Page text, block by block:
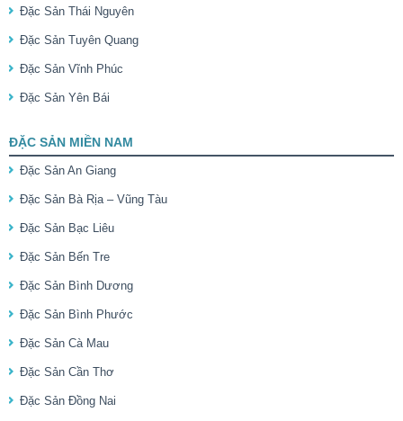
Đặc Sản Thái Nguyên
Đặc Sản Tuyên Quang
Đặc Sản Vĩnh Phúc
Đặc Sản Yên Bái
ĐẶC SẢN MIỀN NAM
Đặc Sản An Giang
Đặc Sản Bà Rịa – Vũng Tàu
Đặc Sản Bạc Liêu
Đặc Sản Bến Tre
Đặc Sản Bình Dương
Đặc Sản Bình Phước
Đặc Sản Cà Mau
Đặc Sản Cần Thơ
Đặc Sản Đồng Nai